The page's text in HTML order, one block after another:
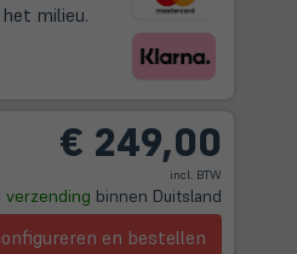
milieu.
€ 249,00
incl. BTW
verzending binnen Duitsland
en bestellen